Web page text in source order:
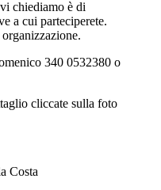
chiediamo è di
a cui parteciperete.
340 0532380 o
cliccate sulla foto
Costa